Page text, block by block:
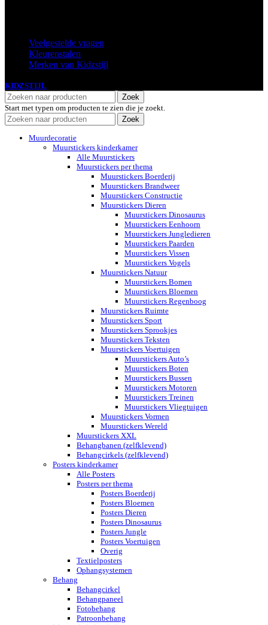
Veelgestelde vragen
Kleurenstalen
Merken van Kidzstijl
KIDZSTIJL
Zoek
Start met typen om producten te zien die je zoekt.
Zoek
Muurdecoratie
Muurstickers kinderkamer
Alle Muurstickers
Muurstickers per thema
Muurstickers Boerderij
Muurstickers Brandweer
Muurstickers Constructie
Muurstickers Dieren
Muurstickers Dinosaurus
Muurstickers Eenhoorn
Muurstickers Jungledieren
Muurstickers Paarden
Muurstickers Vissen
Muurstickers Vogels
Muurstickers Natuur
Muurstickers Bomen
Muurstickers Bloemen
Muurstickers Regenboog
Muurstickers Ruimte
Muurstickers Sport
Muurstickers Sprookjes
Muurstickers Teksten
Muurstickers Voertuigen
Muurstickers Auto’s
Muurstickers Boten
Muurstickers Bussen
Muurstickers Motoren
Muurstickers Treinen
Muurstickers Vliegtuigen
Muurstickers Vormen
Muurstickers Wereld
Muurstickers XXL
Behangbanen (zelfklevend)
Behangcirkels (zelfklevend)
Posters kinderkamer
Alle Posters
Posters per thema
Posters Boerderij
Posters Bloemen
Posters Dieren
Posters Dinosaurus
Posters Jungle
Posters Voertuigen
Overig
Textielposters
Ophangsystemen
Behang
Behangcirkel
Behangpaneel
Fotobehang
Patroonbehang